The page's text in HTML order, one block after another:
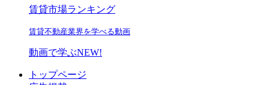
賃貸市場ランキング
賃貸不動産業界を学べる動画
動画で学ぶNEW!
トップページ